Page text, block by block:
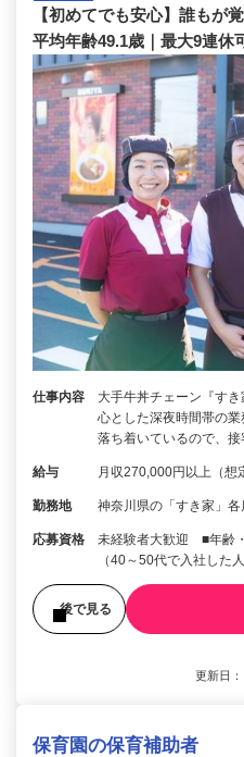
【初めてでも安心】誰もが
平均年齢49.1歳｜最大9連休
仕事内容
大手牛丼チェーン『す
心とした深夜時間帯の
落ち着いているので、
給与 月収270,000円以上（想
勤務地 神奈川県の「すき家」各
応募資格
未経験者大歓迎 ■年齢
（40～50代で入社し
後で見る
更新日
保育園の保育補助者